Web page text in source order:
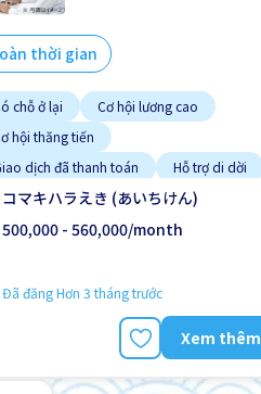
thời gian
chỗ ở lại
Cơ hội lương cao
hội thăng tiến
dịch đã thanh toán
Hỗ trợ di dời
cao
Ưu tiên nam giới
tiên nữ giới
WKND & HOL tắt
コマキハラえき (あいちけん)
500,000 - 560,000/month
Đã đăng Hơn 3 tháng trước
Xem thêm